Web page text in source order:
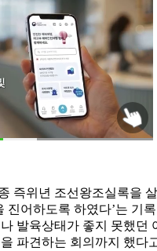
즉위년 조선왕조실록을
진어하도록 하였다’는 기
발육상태가 좋지 못했던
파견하는 회의까지 했다